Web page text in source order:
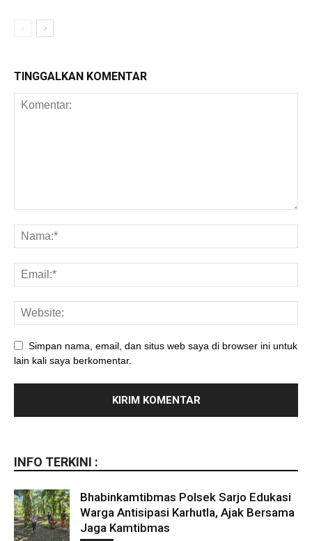
TINGGALKAN KOMENTAR
Simpan nama, email, dan situs web saya di browser ini untuk
lain kali saya berkomentar.
INFO TERKINI :
Bhabinkamtibmas Polsek Sarjo Edukasi
Warga Antisipasi Karhutla, Ajak Bersama
Jaga Kamtibmas